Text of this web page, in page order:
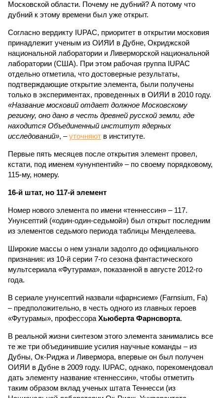
Московской области. Почему не дубний? А потому что
дубний к этому времени был уже открыт.
Согласно вердикту IUPAC, приоритет в открытии московия
принадлежит ученым из ОИЯИ в Дубне, Окриджской
национальной лаборатории и Ливерморской национальной
лаборатории (США). При этом рабочая группа IUPAC
отдельно отметила, что достоверные результаты,
подтверждающие открытие элемента, были получены
только в экспериментах, проведенных в ОИЯИ в 2010 году.
«Название московий отдает должное Московскому
региону, оно дано в честь древней русской земли, где
находится Объединенный институт ядерных
исследований», –уточняют в институте.
Первые пять месяцев после открытия элемент провел,
кстати, под именем «унунпентий» – по своему порядковому,
115-му, номеру.
16-й штат, но 117-й элемент
Номер нового элемента по имени «теннессин» – 117.
Унунсептий («один-один-седьмой») был открыт последним
из элементов седьмого периода таблицы Менделеева.
Широкие массы о нем узнали задолго до официального
признания: из 10-й серии 7-го сезона фантастического
мультсериала «Футурама», показанной в августе 2012-го
года.
В сериале унунсептий назвали «фарнсием» (Farnsium, Fa)
– предположительно, в честь одного из главных героев
«Футурамы», профессора Хьюберта Фарнсворта.
В реальной жизни синтезом этого элемента занимались все
те же три объединившие усилия научные команды – из
Дубны, Ок-Риджа и Ливермора, впервые он был получен
ОИЯИ в Дубне в 2009 году. IUPAC, однако, порекомендовал
дать элементу название «теннессин», чтобы отметить
таким образом вклад ученых штата Теннесси (из